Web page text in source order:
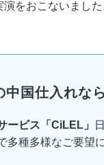
をおこないました
中国仕入れな
ービス「CiLEL」
多種多様なご要望